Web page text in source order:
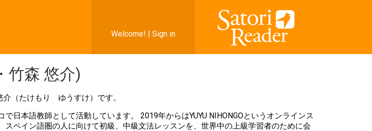
Welcome! | Sign in
竹森 悠介)
介（たけもり ゆうすけ）です。
で日本語教師として活動しています。 2019年からはYUYU NIHONGOというオンラインス
スペイン語圏の人に向けて初級、中級文法レッスンを、世界中の上級学習者のために会